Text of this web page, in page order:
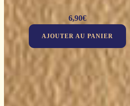
6,90€
AJOUTER AU PANIER